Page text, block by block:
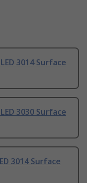
3014 Surface
3030 Surface
3014 Surface